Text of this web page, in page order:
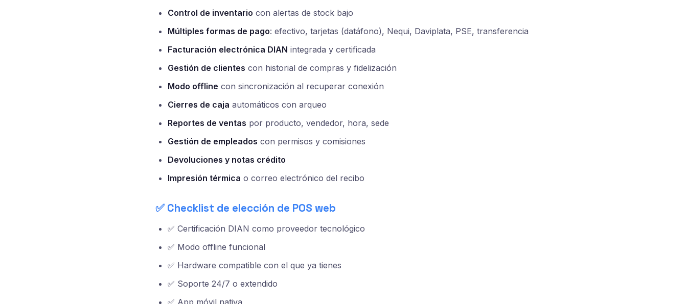
Control de inventario con alertas de stock bajo
Múltiples formas de pago: efectivo, tarjetas (datáfono), Nequi, Daviplata, PSE, transferencia
Facturación electrónica DIAN integrada y certificada
Gestión de clientes con historial de compras y fidelización
Modo offline con sincronización al recuperar conexión
Cierres de caja automáticos con arqueo
Reportes de ventas por producto, vendedor, hora, sede
Gestión de empleados con permisos y comisiones
Devoluciones y notas crédito
Impresión térmica o correo electrónico del recibo
✅ Checklist de elección de POS web
✅ Certificación DIAN como proveedor tecnológico
✅ Modo offline funcional
✅ Hardware compatible con el que ya tienes
✅ Soporte 24/7 o extendido
✅ App móvil nativa